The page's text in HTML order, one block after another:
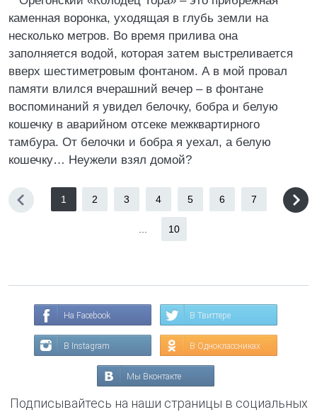
каменная воронка, уходящая в глубь земли на
несколько метров. Во время прилива она
заполняется водой, которая затем выстреливается
вверх шестиметровым фонтаном. А в мой провал
памяти влился вчерашний вечер – в фонтане
воспоминаний я увидел белочку, бобра и белую
кошечку в аварийном отсеке межквартирного
тамбура. От белочки и бобра я уехал, а белую
кошечку… Неужели взял домой?
1 2 3 4 5 6 7
10
На Facebook В Твиттере
В Instagram В Одноклассниках
Мы Вконтакте
Подписывайтесь на наши страницы в социальных